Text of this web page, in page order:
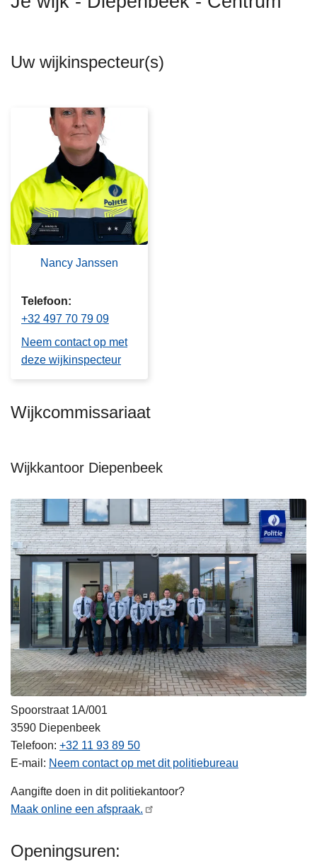
Uw wijkinspecteur(s)
Nancy Janssen
Telefoon
+32 497 70 79 09
Neem contact op met
deze wijkinspecteur
Wijkcommissariaat
Wijkkantoor Diepenbeek
Spoorstraat 1A/001
3590 Diepenbeek
Telefoon +32 11 93 89 50
E-mail
Neem contact op met dit politiebureau
Aangifte doen in dit politiekantoor?
Maak online een afspraak.
Openingsuren